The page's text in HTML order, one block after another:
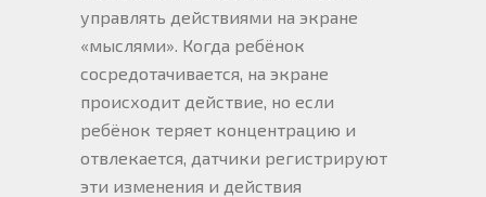
управлять действиями на экране
«мыслями». Когда ребёнок
сосредотачивается, на экране
происходит действие, но если
ребёнок теряет концентрацию и
отвлекается, датчики регистрируют
эти изменения и действия